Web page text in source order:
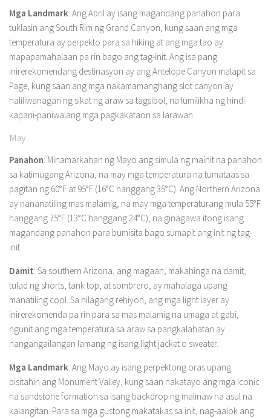
Mga Landmark: Ang Abril ay isang magandang panahon para
tuklasin ang South Rim ng Grand Canyon, kung saan ang mga
temperatura ay perpekto para sa hiking at ang mga tao ay
mapapamahalaan pa rin bago ang tag-init. Ang isa pang
inirerekomendang destinasyon ay ang Antelope Canyon malapit sa
Page, kung saan ang mga nakamamanghang slot canyon ay
naliliwanagan ng sikat ng araw sa tagsibol, na lumilikha ng hindi
kapani-paniwalang mga pagkakataon sa larawan.
May
Panahon: Minamarkahan ng Mayo ang simula ng mainit na panahon
sa katimugang Arizona, na may mga temperatura na tumataas sa
pagitan ng 60°F at 95°F (16°C hanggang 35°C). Ang Northern Arizona
ay nananatiling mas malamig, na may mga temperaturang mula 55°F
hanggang 75°F (13°C hanggang 24°C), na ginagawa itong isang
magandang panahon para bumisita bago sumapit ang init ng tag-
init.
Damit: Sa southern Arizona, ang magaan, makahinga na damit,
tulad ng shorts, tank top, at sombrero, ay mahalaga upang
manatiling cool. Sa hilagang rehiyon, ang mga light layer ay
inirerekomenda pa rin para sa mas malamig na umaga at gabi,
ngunit ang mga temperatura sa araw sa pangkalahatan ay
nangangailangan lamang ng isang light jacket o sweater.
Mga Landmark: Ang Mayo ay isang perpektong oras upang
bisitahin ang Monument Valley, kung saan nakatayo ang mga iconic
na sandstone formation sa isang backdrop ng malinaw na asul na
kalangitan. Para sa mga gustong makatakas sa init, nag-aalok ang